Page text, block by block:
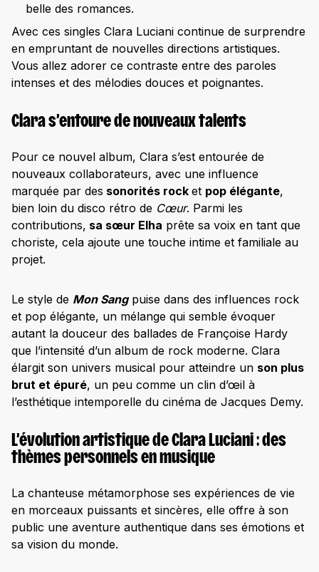
belle des romances.
Avec ces singles Clara Luciani continue de surprendre
en empruntant de nouvelles directions artistiques.
Vous allez adorer ce contraste entre des paroles
intenses et des mélodies douces et poignantes.
Clara s’entoure de nouveaux talents
Pour ce nouvel album, Clara s’est entourée de
nouveaux collaborateurs, avec une influence
marquée par des sonorités rock et pop élégante,
bien loin du disco rétro de Cœur. Parmi les
contributions, sa sœur Elha prête sa voix en tant que
choriste, cela ajoute une touche intime et familiale au
projet.
Le style de Mon Sangpuise dans des influences rock
et pop élégante, un mélange qui semble évoquer
autant la douceur des ballades de Françoise Hardy
que l’intensité d’un album de rock moderne. Clara
élargit son univers musical pour atteindre un son plus
brut et épuré, un peu comme un clin d’œil à
l’esthétique intemporelle du cinéma de Jacques Demy.
L’évolution artistique de Clara Luciani : des
thèmes personnels en musique
La chanteuse métamorphose ses expériences de vie
en morceaux puissants et sincères, elle offre à son
public une aventure authentique dans ses émotions et
sa vision du monde.